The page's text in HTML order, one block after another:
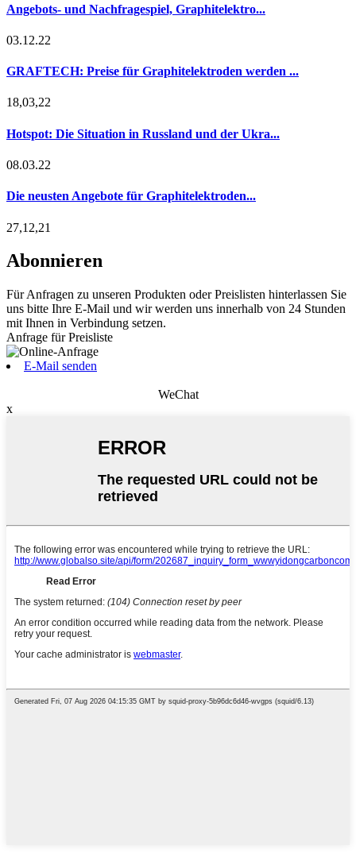
Angebots- und Nachfragespiel, Graphitelektro...
03.12.22
GRAFTECH: Preise für Graphitelektroden werden ...
18,03,22
Hotspot: Die Situation in Russland und der Ukra...
08.03.22
Die neusten Angebote für Graphitelektroden...
27,12,21
Abonnieren
Für Anfragen zu unseren Produkten oder Preislisten hinterlassen Sie
uns bitte Ihre E-Mail und wir werden uns innerhalb von 24 Stunden
mit Ihnen in Verbindung setzen.
Anfrage für Preisliste
E-Mail senden
WeChat
x